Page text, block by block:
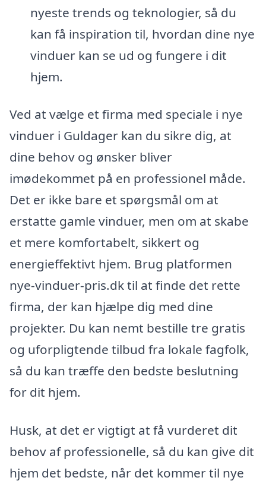
nyeste trends og teknologier, så du
kan få inspiration til, hvordan dine nye
vinduer kan se ud og fungere i dit
hjem.
Ved at vælge et firma med speciale i nye
vinduer i Guldager kan du sikre dig, at
dine behov og ønsker bliver
imødekommet på en professionel måde.
Det er ikke bare et spørgsmål om at
erstatte gamle vinduer, men om at skabe
et mere komfortabelt, sikkert og
energieffektivt hjem. Brug platformen
nye-vinduer-pris.dk til at finde det rette
firma, der kan hjælpe dig med dine
projekter. Du kan nemt bestille tre gratis
og uforpligtende tilbud fra lokale fagfolk,
så du kan træffe den bedste beslutning
for dit hjem.
Husk, at det er vigtigt at få vurderet dit
behov af professionelle, så du kan give dit
hjem det bedste, når det kommer til nye